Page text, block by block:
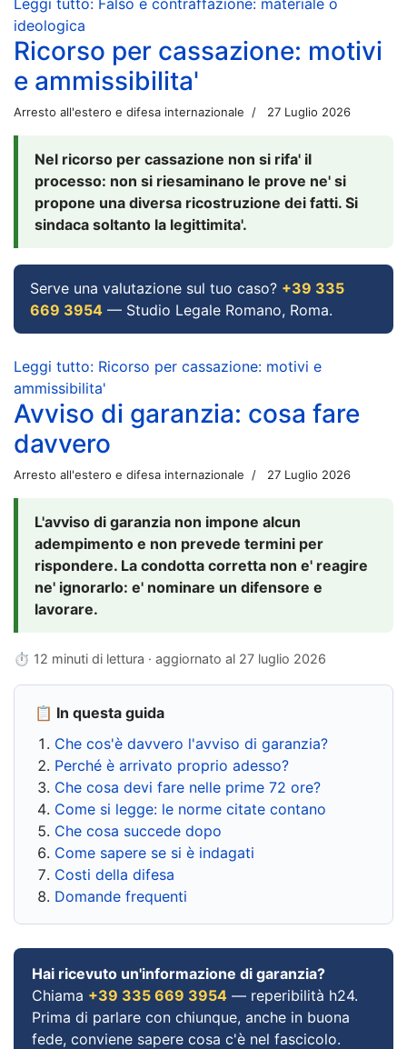
ideologica
Ricorso per cassazione: motivi
e ammissibilita'
Arresto all'estero e difesa internazionale 27 Luglio 2026
Nel ricorso per cassazione non si rifa' il
processo: non si riesaminano le prove ne' si
propone una diversa ricostruzione dei fatti. Si
sindaca soltanto la legittimita'.
Serve una valutazione sul tuo caso? +39 335
669 3954 — Studio Legale Romano, Roma.
Leggi tutto: Ricorso per cassazione: motivi e
ammissibilita'
Avviso di garanzia: cosa fare
davvero
Arresto all'estero e difesa internazionale 27 Luglio 2026
L'avviso di garanzia non impone alcun
adempimento e non prevede termini per
rispondere. La condotta corretta non e' reagire
ne' ignorarlo: e' nominare un difensore e
lavorare.
⏱ 12 minuti di lettura · aggiornato al 27 luglio 2026
📋 In questa guida
Che cos'è davvero l'avviso di garanzia?
Perché è arrivato proprio adesso?
Che cosa devi fare nelle prime 72 ore?
Come si legge: le norme citate contano
Che cosa succede dopo
Come sapere se si è indagati
Costi della difesa
Domande frequenti
Hai ricevuto un'informazione di garanzia?
Chiama +39 335 669 3954 — reperibilità h24.
Prima di parlare con chiunque, anche in buona
fede, conviene sapere cosa c'è nel fascicolo.